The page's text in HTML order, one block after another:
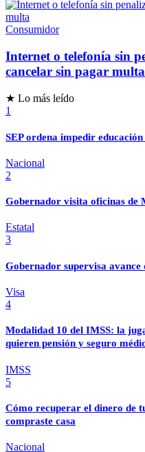
Consumidor
Internet o telefonía sin
cancelar sin pagar multa
★ Lo más leído
1
SEP ordena impedir
Nacional
2
Gobernador visita oficinas de
Estatal
3
Gobernador supervisa avance
Visa
4
Modalidad 10 del IMSS: la
quieren pensión y seguro
IMSS
5
Cómo recuperar el dinero de
compraste casa
Nacional